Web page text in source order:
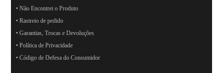
• Não Encontrei o Produto
• Rastreio de pedido
• Garantias, Trocas e Devoluções
• Política de Privacidade
• Código de Defesa do Consumidor